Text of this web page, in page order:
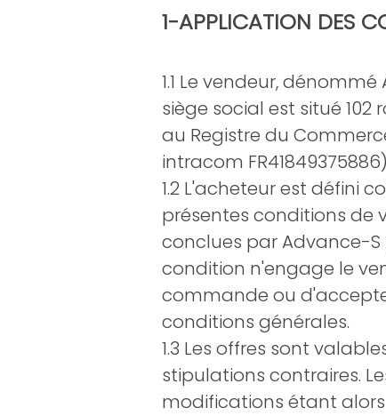
1-APPLICATION DES
1.1 Le vendeur,
siège social est situé 102
au Registre du
intracom
1.2 L'acheteur est défini
présentes conditions de
conclues par Advance-
condition n'engage le
commande ou
conditions générales.
1.3 Les offres sont
stipulations contraires.
modifications étant